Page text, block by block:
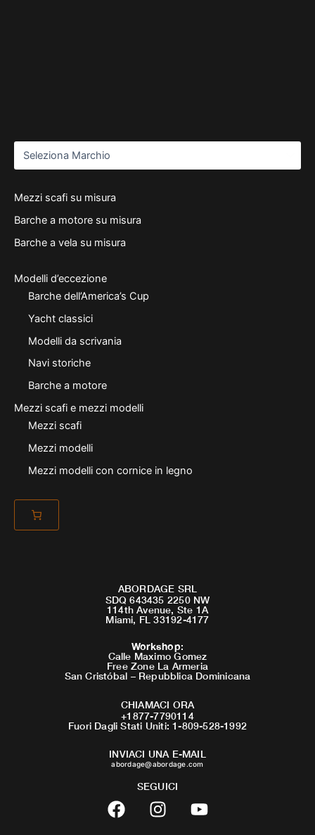
Mezzi scafi su misura
Barche a motore su misura
Barche a vela su misura
Modelli d’eccezione
Barche dell’America’s Cup
Yacht classici
Modelli da scrivania
Navi storiche
Barche a motore
Mezzi scafi e mezzi modelli
Mezzi scafi
Mezzi modelli
Mezzi modelli con cornice in legno
ABORDAGE SRL
SDQ 643435 2250 NW
114th Avenue, Ste 1A
Miami, FL 33192-4177
Workshop:
Calle Maximo Gomez
Free Zone La Armeria
San Cristóbal – Repubblica Dominicana
CHIAMACI ORA
+1877-7790114
Fuori Dagli Stati Uniti: 1-809-528-1992
INVIACI UNA E-MAIL
abordage@abordage.com
SEGUICI
F
a
I
n
Y
o